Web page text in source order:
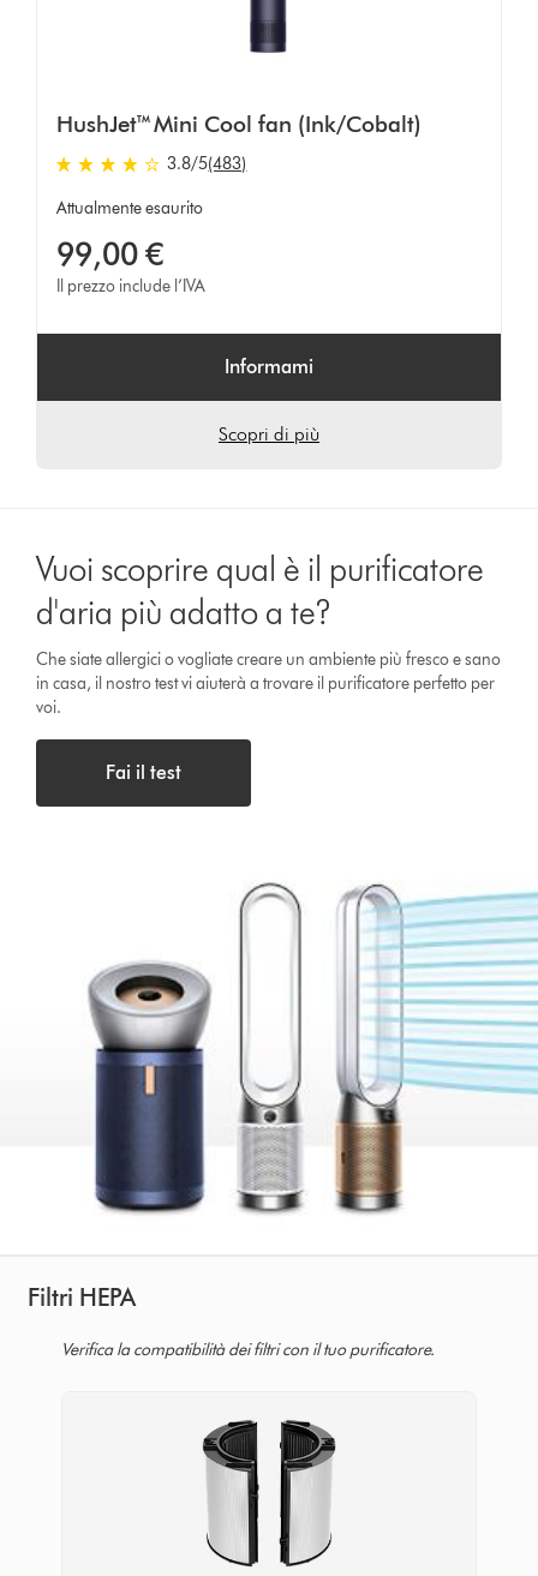
HushJet™ Mini Cool fan (Ink/Cobalt)
3.8
stelle
5
da
483
3.8/5(483)
Attualmente esaurito
99,00 €
Il prezzo include l’IVA
Informami
Scopri di più
Vuoi scoprire qual è il purificatore
d'aria più adatto a te?
Che siate allergici o vogliate creare un ambiente più fresco e sano
in casa, il nostro test vi aiuterà a trovare il purificatore perfetto per
voi.
Fai il test
Filtri HEPA
Verifica la compatibilità dei filtri con il tuo purificatore.